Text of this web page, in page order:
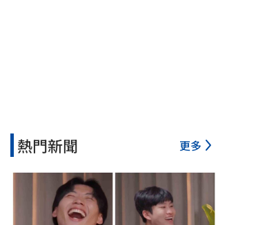
熱門新聞 更多